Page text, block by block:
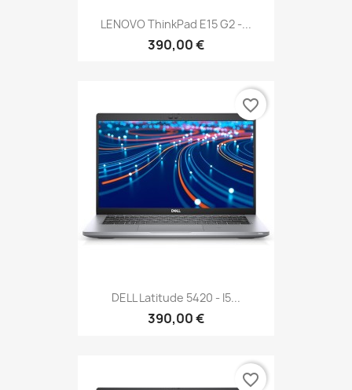
LENOVO ThinkPad E15 G2 -...
390,00 €
DELL Latitude 5420 - I5...
390,00 €
favorite_border
favorite_border